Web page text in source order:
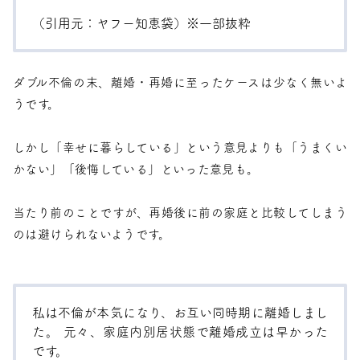
（引用元： ヤフー知恵袋）※一部抜粋
ダブル不倫の末、離婚・再婚に至ったケースは少なく無いよ
うです。
しかし「幸せに暮らしている」という意見よりも「うまくい
かない」「後悔している」といった意見も。
当たり前のことですが、再婚後に前の家庭と比較してしまう
のは避けられないようです。
私は不倫が本気になり、お互い同時期に離婚しまし
た。 元々、家庭内別居状態で離婚成立は早かった
です。